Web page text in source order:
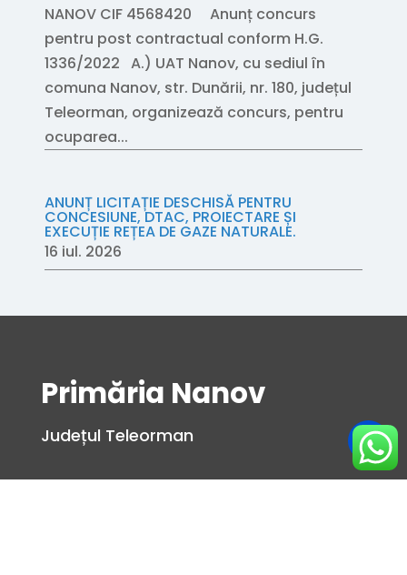
NANOV CIF 4568420 Anunț concurs
pentru post contractual conform H.G.
1336/2022 A.) UAT Nanov, cu sediul în
comuna Nanov, str. Dunării, nr. 180, județul
Teleorman, organizează concurs, pentru
ocuparea...
ANUNȚ LICITAȚIE DESCHISĂ PENTRU
CONCESIUNE, DTAC, PROIECTARE ȘI
EXECUȚIE REȚEA DE GAZE NATURALE.
16 iul. 2026
Primăria Nanov
Județul Teleorman